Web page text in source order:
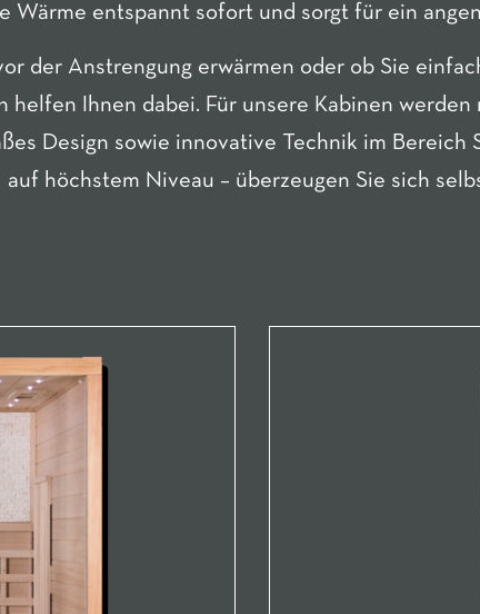
Wärme entspannt sofort und sorgt für ein
der Anstrengung erwärmen oder ob Sie
helfen Ihnen dabei. Für unsere Kabinen
Design sowie innovative Technik im Bereich
auf höchstem Niveau – überzeugen Sie sich